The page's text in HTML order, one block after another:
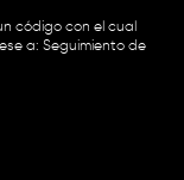
código con el cual
a: Seguimiento de